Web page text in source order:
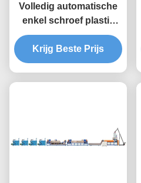
Volledig automatische
enkel schroef plastic
PP-band-extrusielijn
Krijg Beste Prijs